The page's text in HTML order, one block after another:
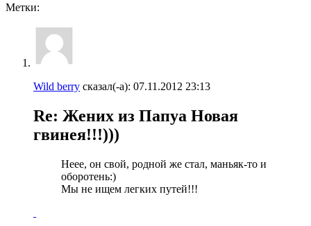
Метки:
Wild berry сказал(-а): 07.11.2012 23:13
Re: Жених из Папуа Новая
гвинея!!!)))
Неее, он свой, родной же стал, маньяк-то и
оборотень:)
Мы не ищем легких путей!!!